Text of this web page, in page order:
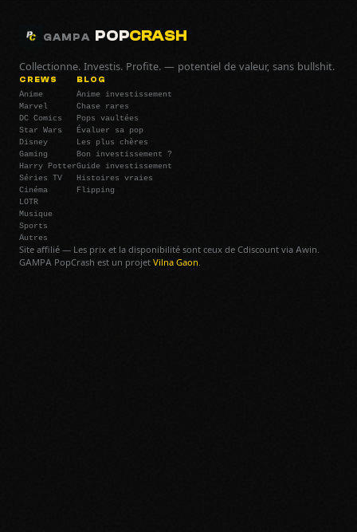
GAMPA POPCRASH
Collectionne. Investis. Profite. — potentiel de valeur, sans bullshit.
CREWS
Anime
Marvel
DC Comics
Star Wars
Disney
Gaming
Harry Potter
Séries TV
Cinéma
LOTR
Musique
Sports
Autres
BLOG
Anime investissement
Chase rares
Pops vaultées
Évaluer sa pop
Les plus chères
Bon investissement ?
Guide investissement
Histoires vraies
Flipping
Site affilié — Les prix et la disponibilité sont ceux de Cdiscount via Awin.
GAMPA PopCrash est un projet Vilna Gaon.